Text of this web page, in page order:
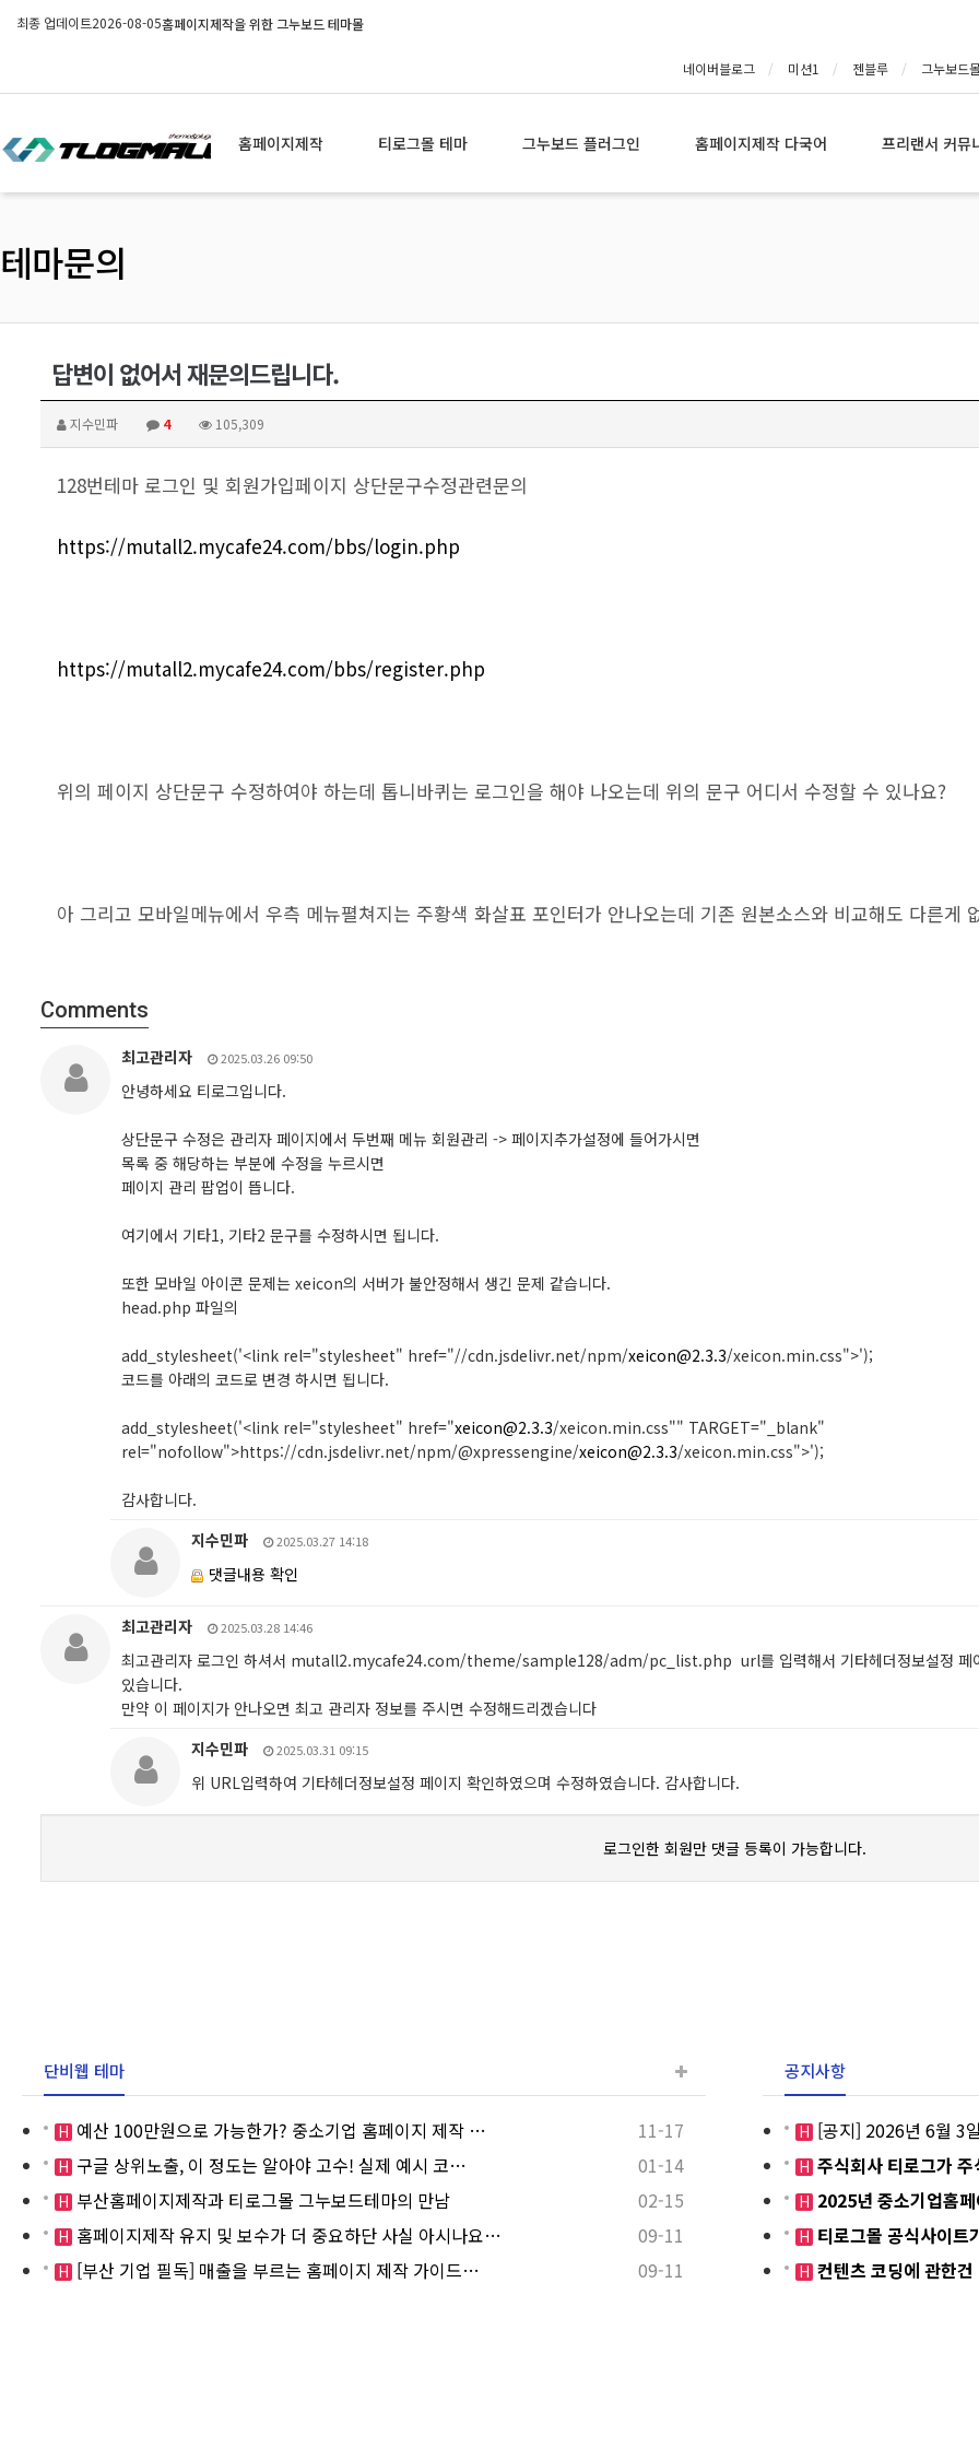
최종 업데이트2026-08-05홈페이지제작을 위한 그누보드 테마몰
네이버블로그 미션1 젠블루 그누보드
홈페이지제작 티로그몰 테마 그누보드 플러그인 홈페이지제작 다국어 프리랜서 커뮤
테마문의
답변이 없어서 재문의드립니다.
지수민파 4 105,309
128번테마 로그인 및 회원가입페이지 상단문구수정관련문의
https://mutall2.mycafe24.com/bbs/login.php
https://mutall2.mycafe24.com/bbs/register.php
위의 페이지 상단문구 수정하여야 하는데 톱니바퀴는 로그인을 해야 나오는데 위의 문구 어디서 수정할 수 있나요?
아 그리고 모바일메뉴에서 우측 메뉴펼쳐지는 주황색 화살표 포인터가 안나오는데 기존 원본소스와 비교해도 다른게
Comments
최고관리자 2025.03.26 09:50
안녕하세요 티로그입니다.
상단문구 수정은 관리자 페이지에서 두번째 메뉴 회원관리 -> 페이지추가설정에 들어가시면
목록 중 해당하는 부분에 수정을 누르시면
페이지 관리 팝업이 뜹니다.
여기에서 기타1, 기타2 문구를 수정하시면 됩니다.
또한 모바일 아이콘 문제는 xeicon의 서버가 불안정해서 생긴 문제 같습니다.
head.php 파일의
add_stylesheet('<link rel="stylesheet" href="//cdn.jsdelivr.net/npm/xeicon@2.3.3/xeicon.min.css">');
코드를 아래의 코드로 변경 하시면 됩니다.
add_stylesheet('<link rel="stylesheet" href="xeicon@2.3.3/xeicon.min.css"" TARGET="_blank"
rel="nofollow">https://cdn.jsdelivr.net/npm/@xpressengine/xeicon@2.3.3/xeicon.min.css">');
감사합니다.
지수민파
2025.03.27 14:18
댓글내용 확인
최고관리자 2025.03.28 14:46
최고관리자 로그인 하셔서 mutall2.mycafe24.com/theme/sample128/adm/pc_list.php url를 입력해서 기타헤더정보설정 페이
있습니다.
만약 이 페이지가 안나오면 최고 관리자 정보를 주시면 수정해드리겠습니다
지수민파
2025.03.31 09:15
위 URL입력하여 기타헤더정보설정 페이지 확인하였으며 수정하였습니다. 감사합니다.
로그인한 회원만 댓글 등록이 가능합니다.
단비웹 테마
H 예산 100만원으로 가능한가? 중소기업 홈페이지 제작 … 11-17
H 구글 상위노출, 이 정도는 알아야 고수! 실제 예시 코… 01-14
H 부산홈페이지제작과 티로그몰 그누보드테마의 만남 02-15
H 홈페이지제작 유지 및 보수가 더 중요하단 사실 아시나요… 09-11
H [부산 기업 필독] 매출을 부르는 홈페이지 제작 가이드… 09-11
공지사항
H [공지] 2026년 6월 3
H 주식회사 티로그가
H 2025년 중소기업홈
H 티로그몰 공식사이트
H 컨텐츠 코딩에 관한